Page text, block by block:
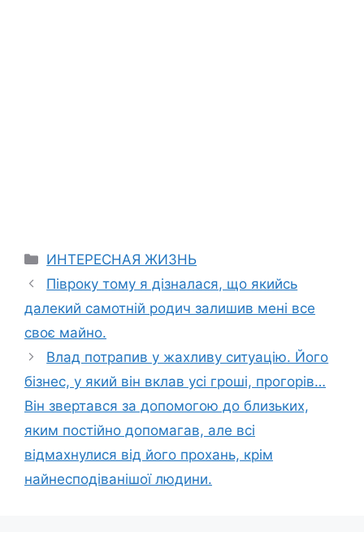
Categories
ИНТЕРЕСНАЯ ЖИЗНЬ
Півроку тому я дізналася, що якийсь
далекий самотній родич залишив мені все
своє майно.
Влад потрапив у жахливу ситуацію. Його
бізнес, у який він вклав усі гроші, прогорів…
Він звертався за допомогою до близьких,
яким постійно допомагав, але всі
відмахнулися від його прохань, крім
найнесподіванішої людини.